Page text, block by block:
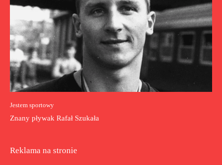
Jestem sportowy
Znany pływak Rafał Szukała
Reklama na stronie